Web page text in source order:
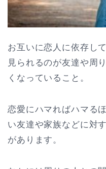
お互いに恋人に依存し
見られるのが友達や周
くなっていること。
恋愛にハマればハマる
い友達や家族などに対
があります。